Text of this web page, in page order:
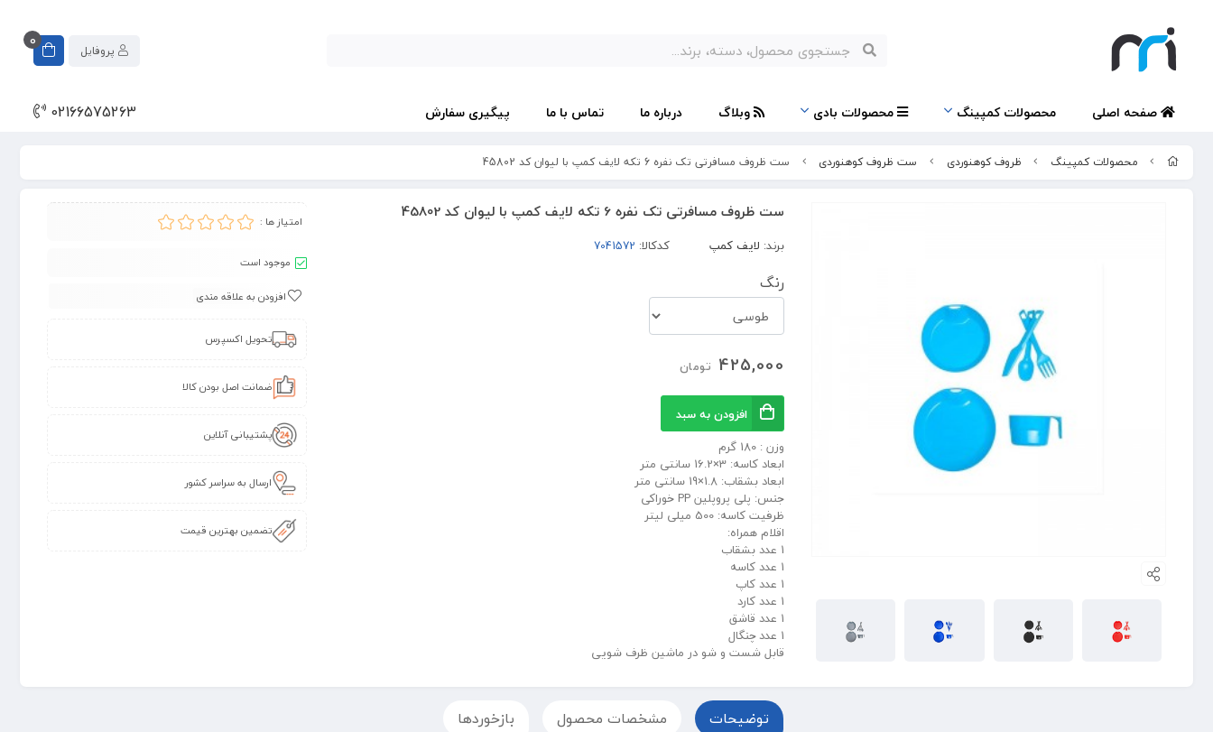
0
صفحه اصلی محصولات کمپینگ محصولات بادی وبلاگ درباره ما تماس با ما پیگیری سفارش 02166575263
محصولات کمپینگ ظروف کوهنوردی ست ظروف کوهنوردی ست ظروف مسافرتی تک نفره 6 تکه لایف کمپ با لیوان کد 45802
ست ظروف مسافرتی تک نفره 6 تکه لایف کمپ با لیوان کد 45802
برند: لایف کمپ کدکالا:
رنگ
425,000 تومان
افزودن به سبد
وزن : 180 گرم
ابعاد کاسه: 3×16.2 سانتی متر
ابعاد بشقاب: 1.8×19 سانتی متر
جنس: پلی پروپلین PP خوراکی
ظرفیت کاسه: 500 میلی لیتر
اقلام همراه:
1 عدد بشقاب
1 عدد کاسه
1 عدد کاپ
1 عدد کارد
1 عدد قاشق
1 عدد چنگال
قابل شست و شو در ماشین ظرف شویی
امتیاز ها :
موجود است
افزودن به علاقه مندی
تحویل اکسپرس
ضمانت اصل بودن کالا
پشتیبانی آنلاین
ارسال به سراسر کشور
تضمین بهترین قیمت
توضیحات مشخصات محصول بازخوردها